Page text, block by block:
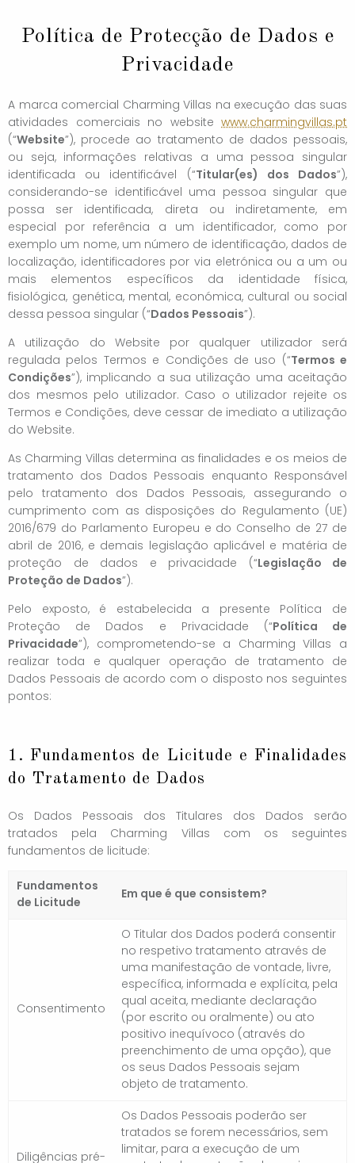
Política de Protecção de Dados e
Privacidade
A marca comercial Charming Villas na execução das suas
atividades comerciais no website www.charmingvillas.pt
(“Website”), procede ao tratamento de dados pessoais,
ou seja, informações relativas a uma pessoa singular
identificada ou identificável (“Titular(es) dos Dados”),
considerando-se identificável uma pessoa singular que
possa ser identificada, direta ou indiretamente, em
especial por referência a um identificador, como por
exemplo um nome, um número de identificação, dados de
localização, identificadores por via eletrónica ou a um ou
mais elementos específicos da identidade física,
fisiológica, genética, mental, económica, cultural ou social
dessa pessoa singular (“Dados Pessoais”).
A utilização do Website por qualquer utilizador será
regulada pelos Termos e Condições de uso (“Termos e
Condições”), implicando a sua utilização uma aceitação
dos mesmos pelo utilizador. Caso o utilizador rejeite os
Termos e Condições, deve cessar de imediato a utilização
do Website.
As Charming Villas determina as finalidades e os meios de
tratamento dos Dados Pessoais enquanto Responsável
pelo tratamento dos Dados Pessoais, assegurando o
cumprimento com as disposições do Regulamento (UE)
2016/679 do Parlamento Europeu e do Conselho de 27 de
abril de 2016, e demais legislação aplicável e matéria de
proteção de dados e privacidade (“Legislação de
Proteção de Dados”).
Pelo exposto, é estabelecida a presente Política de
Proteção de Dados e Privacidade (“Política de
Privacidade”), comprometendo-se a Charming Villas a
realizar toda e qualquer operação de tratamento de
Dados Pessoais de acordo com o disposto nos seguintes
pontos:
1. Fundamentos de Licitude e Finalidades
do Tratamento de Dados
Os Dados Pessoais dos Titulares dos Dados serão
tratados pela Charming Villas com os seguintes
fundamentos de licitude:
Fundamentos
de Licitude
Em que é que consistem?
Consentimento
O Titular dos Dados poderá consentir
no respetivo tratamento através de
uma manifestação de vontade, livre,
específica, informada e explícita, pela
qual aceita, mediante declaração
(por escrito ou oralmente) ou ato
positivo inequívoco (através do
preenchimento de uma opção), que
os seus Dados Pessoais sejam
objeto de tratamento.
Diligências pré-
Os Dados Pessoais poderão ser
tratados se forem necessários, sem
limitar, para a execução de um